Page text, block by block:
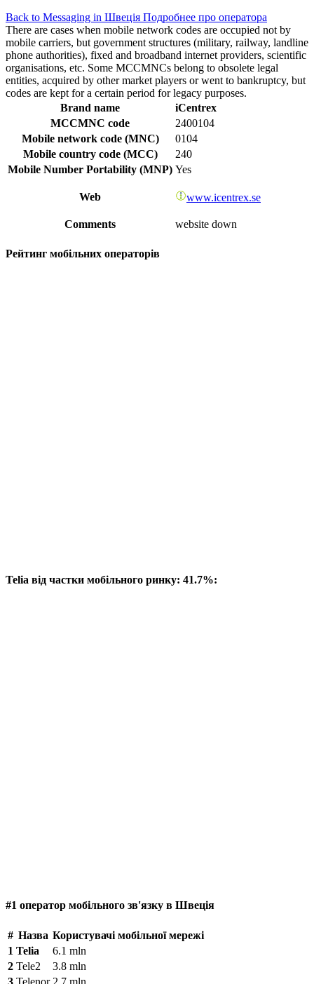
Back to Messaging in Швеція Подробнее про оператора
There are cases when mobile network codes are occupied not by
mobile carriers, but government structures (military, railway, landline
phone authorities), fixed and broadband internet providers, scientific
organisations, etc. Some MCCMNCs belong to obsolete legal
entities, acquired by other market players or went to bankruptcy, but
codes are kept for a certain period for legacy purposes.
Brand name
iCentrex
MCCMNC code
2400104
Mobile network code (MNC)
0104
Mobile country code (MCC)
240
Mobile Number Portability (MNP) Yes
Web www.icentrex.se
Comments website down
Рейтинг мобільних операторів
Telia від частки мобільного ринку: 41.7%:
#1 оператор мобільного зв'язку в Швеція
# Назва Користувачі мобільної мережі
1 Telia
6.1 mln
2 Tele2
3.8 mln
3 Telenor 2.7 mln